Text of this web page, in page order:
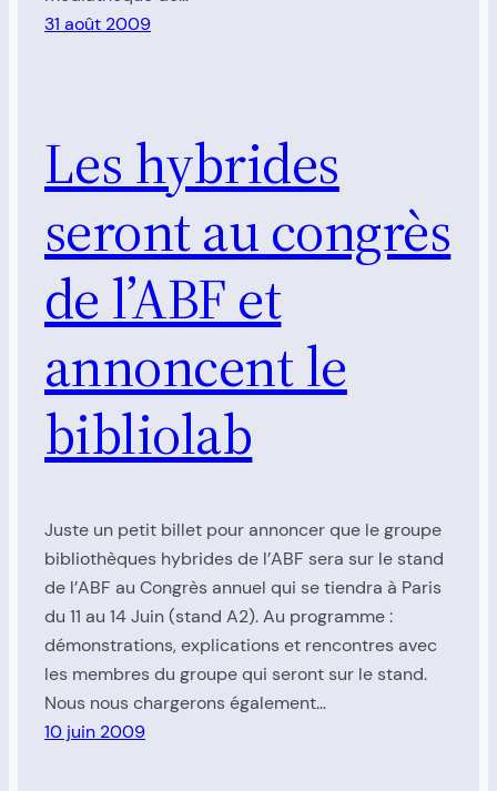
31 août 2009
Les hybrides
seront au congrès
de l’ABF et
annoncent le
bibliolab
Juste un petit billet pour annoncer que le groupe
bibliothèques hybrides de l’ABF sera sur le stand
de l’ABF au Congrès annuel qui se tiendra à Paris
du 11 au 14 Juin (stand A2). Au programme :
démonstrations, explications et rencontres avec
les membres du groupe qui seront sur le stand.
Nous nous chargerons également…
10 juin 2009